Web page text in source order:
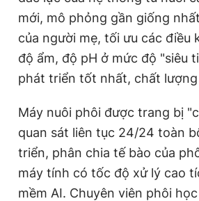
mới, mô phỏng gần giống
của người mẹ, tối ưu các điều
độ ẩm, độ pH ở mức độ "siêu
phát triển tốt nhất, chất
Máy nuôi phôi được trang bị
quan sát liên tục 24/24 toàn
triển, phân chia tế bào của
máy tính có tốc độ xử lý cao
mềm AI. Chuyên viên phôi